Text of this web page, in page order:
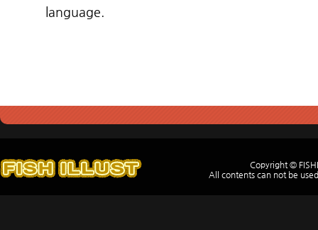
language.
Copyright ©
All contents can not be